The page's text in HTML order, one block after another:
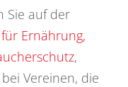
Sie auf der
Ernährung,
,
Vereinen, die